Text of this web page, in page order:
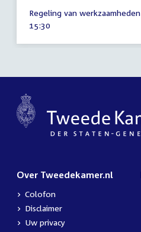
februari
2022
Regeling van werkzaamheden
Tijd
15:30
Over Tweedekamer.nl
Colofon
Disclaimer
Uw privacy